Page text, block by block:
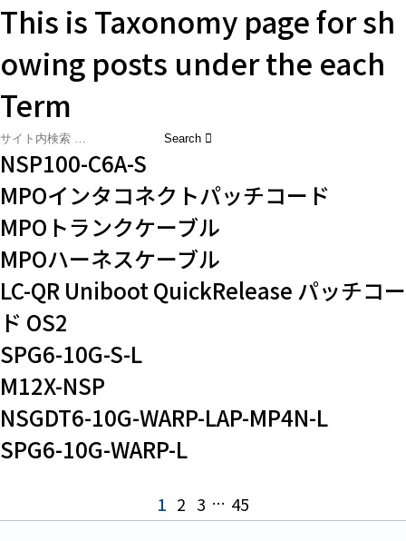
This is Taxonomy page for sh
owing posts under the each
Term
NSP100-C6A-S
MPOインタコネクトパッチコード
MPOトランクケーブル
MPOハーネスケーブル
LC-QR Uniboot QuickRelease パッチコー
ド OS2
SPG6-10G-S-L
M12X-NSP
NSGDT6-10G-WARP-LAP-MP4N-L
SPG6-10G-WARP-L
1 2 3 … 45